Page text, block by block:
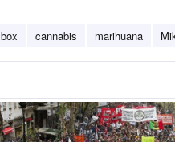
box cannabis marihuana